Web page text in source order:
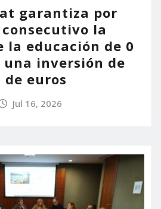
garantiza por
la
la educación de 0
una inversión de
euros
Jul 16, 2026